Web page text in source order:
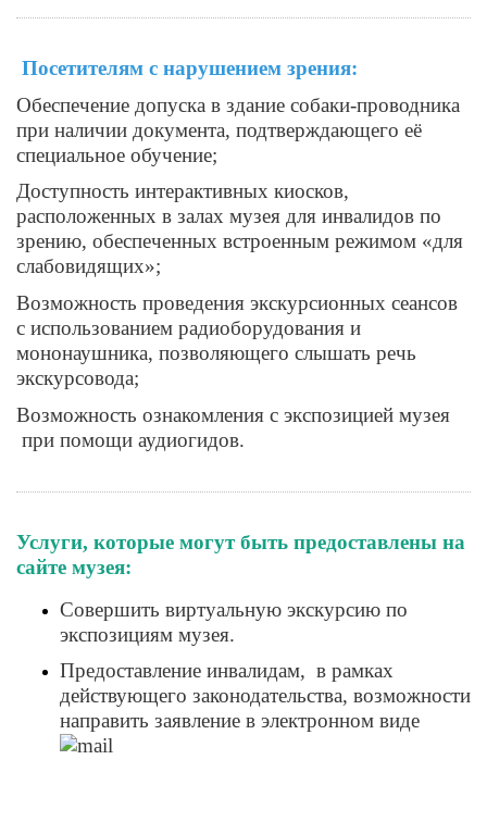
Посетителям с нарушением зрения:
Обеспечение допуска в здание собаки-проводника
при наличии документа, подтверждающего её
специальное обучение;
Доступность интерактивных киосков,
расположенных в залах музея для инвалидов по
зрению, обеспеченных встроенным режимом «для
слабовидящих»;
Возможность проведения экскурсионных сеансов
с использованием радиоборудования и
мононаушника, позволяющего слышать речь
экскурсовода;
Возможность ознакомления с экспозицией музея
при помощи аудиогидов.
Услуги, которые могут быть предоставлены на
сайте музея:
Совершить виртуальную экскурсию по
экспозициям музея.
Предоставление инвалидам, в рамках
действующего законодательства, возможности
направить заявление в электронном виде